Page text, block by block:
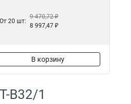
От 20 шт:
9 470,72 ₽
8 997,47 ₽
В корзину
B32/1